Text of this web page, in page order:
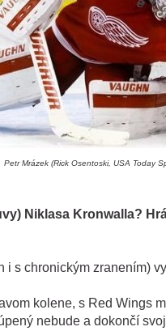
Petr Mrázek (Rick Osentoski, USA Today
Niklasa Kronwalla?
i s chronickým zranením)
kolene, s Red Wings
nebude a dokončí